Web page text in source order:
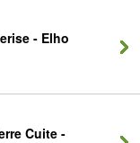
- Elho
Cuite -